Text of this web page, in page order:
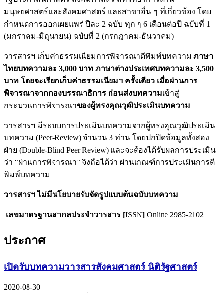
มนุษยศาสตร์และสังคมศาสตร์ และสาขาอื่น ๆ ที่เกี่ยวข้อง โดย
กำหนดการออกเผยแพร่ ปีละ 2 ฉบับ ทุก ๆ 6 เดือนต่อปี ฉบับที่ 1
(มกราคม-มิถุนายน) ฉบับที่ 2 (กรกฎาคม-ธันวาคม)
วารสารฯ เก็บค่าธรรมเนียมการพิจารณาตีพิมพ์บทความ ภาษา
ไทยบทความละ 3,000 บาท ภาษาต่างประเทศบทความละ 3,500
บาท โดยจะเรียกเก็บค่าธรรมเนียมฯ ครั้งเดียว เมื่อผ่านการ
พิจารณาจากกองบรรณาธิการ ก่อนส่งบทความเข้าสู่
กระบวนการพิจารณาของผู้ทรงคุณวุฒิประเมินบทความ
วารสารฯ มีระบบการประเมินบทความจากผู้ทรงคุณวุฒิประเมิน
บทความ (Peer-Review) จำนวน 3 ท่าน โดยปกปิดข้อมูลทั้งสอง
ฝ่าย (Double-Blind Peer Review) และจะต้องได้รับผลการประเมิน
ว่า “ผ่านการพิจารณา” จึงถือได้ว่า ผ่านเกณฑ์การประเมินการตี
พิมพ์บทความ
วารสารฯ ไม่มีนโยบายรับจัดรูปแบบต้นฉบับบทความ
เลขมาตรฐานสากลประจำวารสาร [ISSN] Online 2985-2102
ประกาศ
เปิดรับบทความวารสารสังคมศาสตร์ นิติรัฐศาสตร์
2020-08-30